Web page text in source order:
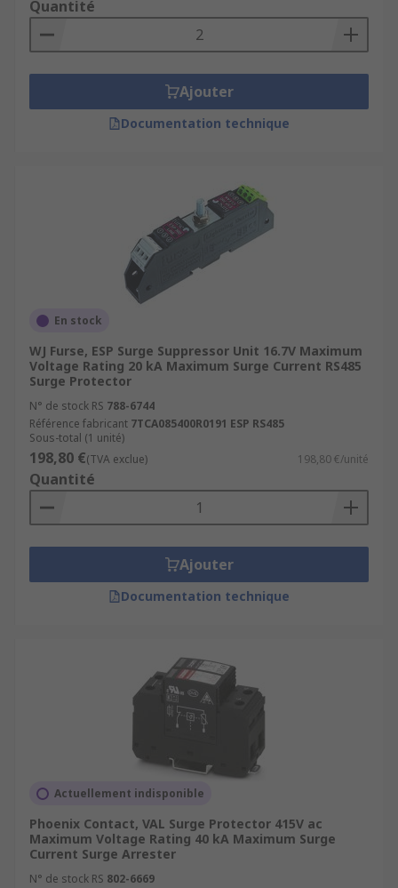
Quantité
Ajouter
Documentation technique
En stock
WJ Furse, ESP Surge Suppressor Unit 16.7V Maximum
Voltage Rating 20 kA Maximum Surge Current RS485
Surge Protector
N° de stock RS 788-6744
Référence fabricant 7TCA085400R0191 ESP RS485
Sous-total (1 unité)
198,80 €(TVA exclue) 198,80 €/unité
Quantité
Ajouter
Documentation technique
Actuellement indisponible
Phoenix Contact, VAL Surge Protector 415V ac
Maximum Voltage Rating 40 kA Maximum Surge
Current Surge Arrester
N° de stock RS 802-6669